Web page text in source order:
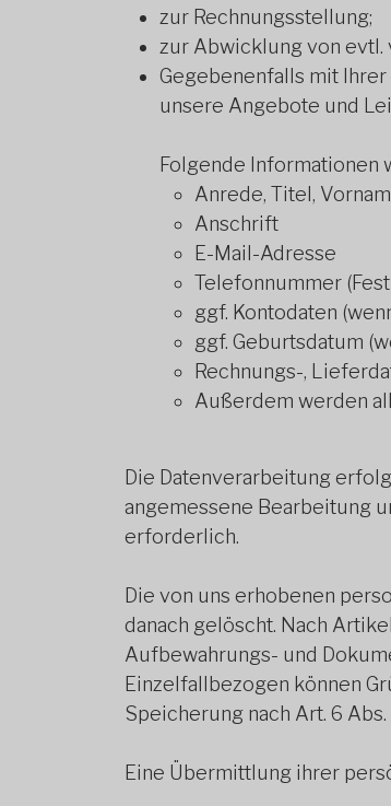
zur Rechnungsstellung;
zur Abwicklung von evtl.
Gegebenenfalls mit
unsere Angebote und
Folgende Informationen
Anrede, Titel,
Anschrift
E-Mail-Adresse
Telefonnummer
ggf. Kontodaten
ggf. Geburtsdatum
Rechnungs-,
Außerdem werden
Die Datenverarbeitung
angemessene Bearbeitung
erforderlich.
Die von uns erhobenen
danach gelöscht. Nach
Aufbewahrungs- und
Einzelfallbezogen können
Speicherung nach Art. 6
Eine Übermittlung ihrer